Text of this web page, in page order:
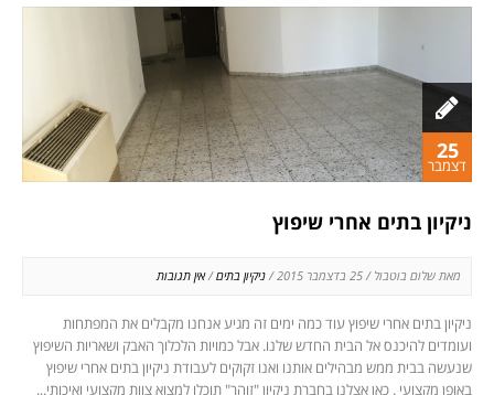
25
דצמבר
ניקיון בתים אחרי שיפוץ
מאת שלום בוטבול / 25 בדצמבר 2015 / ניקיון בתים/אין תגובות
ניקיון בתים אחרי שיפוץ עוד כמה ימים זה מגיע אנחנו מקבלים את המפתחות
ועומדים להיכנס אל הבית החדש שלנו. אבל כמויות הלכלוך האבק ושאריות השיפוץ
שנעשה בבית ממש מבהילים אותנו ואנו זקוקים לעבודת ניקיון בתים אחרי שיפוץ
באופן מקצועי . כאן אצלנו בחברת ניקיון "זוהר" תוכלו למצוא צוות מקצועי ואיכותי...